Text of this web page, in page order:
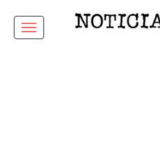
Menu